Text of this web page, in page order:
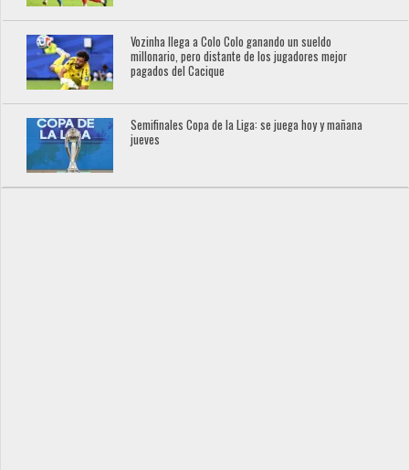
Vozinha llega a Colo Colo ganando un sueldo
millonario, pero distante de los jugadores mejor
pagados del Cacique
Semifinales Copa de la Liga: se juega hoy y mañana
jueves